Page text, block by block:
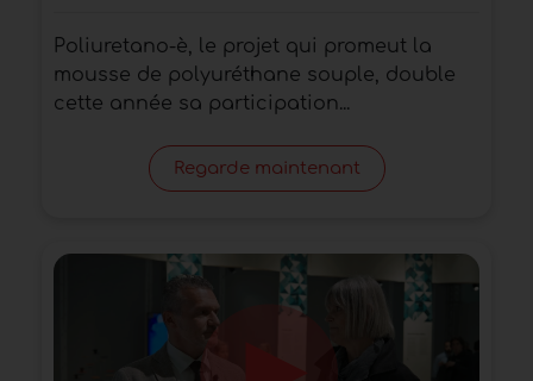
Poliuretano-è, le projet qui promeut la
mousse de polyuréthane souple, double
cette année sa participation...
Regarde maintenant